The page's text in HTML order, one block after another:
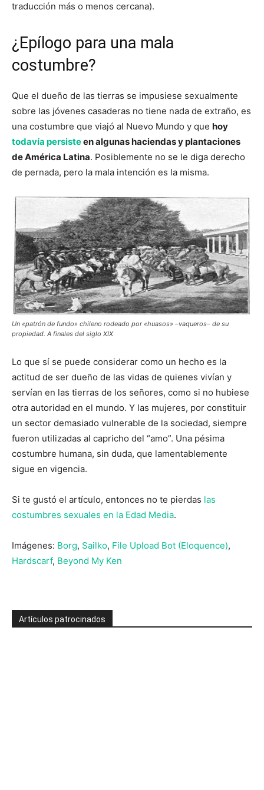
traducción más o menos cercana).
¿Epílogo para una mala
costumbre?
Que el dueño de las tierras se impusiese sexualmente
sobre las jóvenes casaderas no tiene nada de extraño, es
una costumbre que viajó al Nuevo Mundo y que hoy
todavía persisteen algunas haciendas y plantaciones
de América Latina. Posiblemente no se le diga derecho
de pernada, pero la mala intención es la misma.
Un «patrón de fundo» chileno rodeado por «huasos» –vaqueros– de su
propiedad. A finales del siglo XIX
Lo que sí se puede considerar como un hecho es la
actitud de ser dueño de las vidas de quienes vivían y
servían en las tierras de los señores, como si no hubiese
otra autoridad en el mundo. Y las mujeres, por constituir
un sector demasiado vulnerable de la sociedad, siempre
fueron utilizadas al capricho del “amo”. Una pésima
costumbre humana, sin duda, que lamentablemente
sigue en vigencia.
Si te gustó el artículo, entonces no te pierdas las
costumbres sexuales en la Edad Media.
Imágenes: Borg, Sailko, File Upload Bot (Eloquence),
Hardscarf, Beyond My Ken
Artículos patrocinados